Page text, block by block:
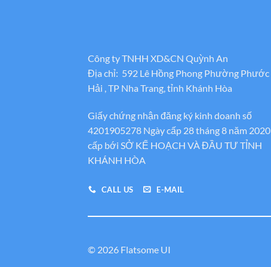
Công ty TNHH XD&CN Quỳnh An
Địa chỉ: 592 Lê Hồng Phong Phường Phước
Hải , TP Nha Trang, tỉnh Khánh Hòa
Giấy chứng nhận đăng ký kinh doanh số
4201905278 Ngày cấp 28 tháng 8 năm 2020
cấp bới SỞ KẾ HOẠCH VÀ ĐẦU TƯ TỈNH
KHÁNH HÒA
CALL US E-MAIL
© 2026 Flatsome UI